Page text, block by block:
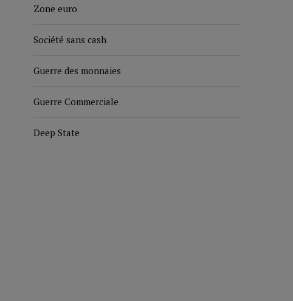
Zone euro
Société sans cash
Guerre des monnaies
Guerre Commerciale
Deep State